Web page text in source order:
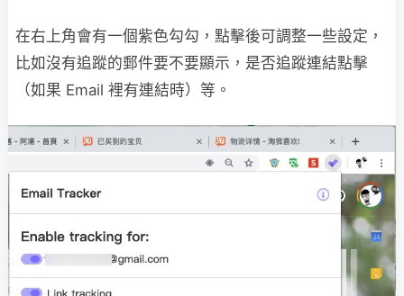
在右上角會有一個紫色勾勾，點擊後可調整一些設定，
比如沒有追蹤的郵件要不要顯示，是否追蹤連結點擊
（如果 Email 裡有連結時）等。